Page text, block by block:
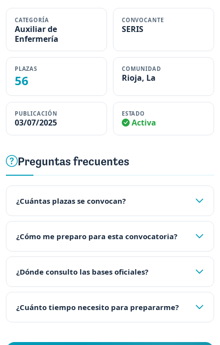
CATEGORÍA
Auxiliar de
Enfermería
CONVOCANTE
SERIS
PLAZAS
56
COMUNIDAD
Rioja, La
PUBLICACIÓN
03/07/2025
ESTADO
Activa
Preguntas frecuentes
¿Cuántas plazas se convocan?
¿Cómo me preparo para esta convocatoria?
¿Dónde consulto las bases oficiales?
¿Cuánto tiempo necesito para prepararme?